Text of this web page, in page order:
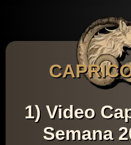
1) Video
Semana